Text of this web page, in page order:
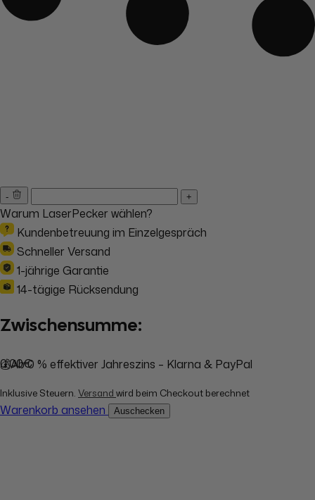
- +
Warum LaserPecker wählen?
Kundenbetreuung im Einzelgespräch
Schneller Versand
1-jährige Garantie
14-tägige Rücksendung
Zwischensumme:
0,00€
Inklusive Steuern. Versand wird beim Checkout berechnet
Warenkorb ansehen Auschecken
💰Ab 0 % effektiver Jahreszins – Klarna & PayPal